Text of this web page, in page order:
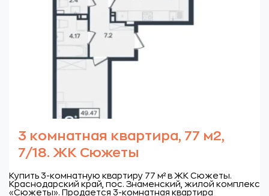
3 комнатная квартира, 77 м2,
7/18. ЖК Сюжеты
Купить 3-комнатную квартиру 77 м² в ЖК Сюжеты.
Краснодарский край, пос. Знаменский, жилой комплекс
«Сюжеты». Продается 3-комнатная квартира